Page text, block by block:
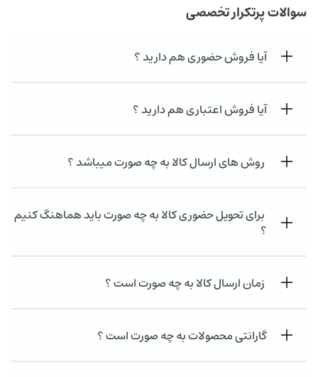
سوالات پرتکرار تخصصی
آیا فروش حضوری هم دارید ؟
آیا فروش اعتباری هم دارید ؟
روش های ارسال کالا به چه صورت میباشد ؟
برای تحویل حضوری کالا به چه صورت باید هماهنگ کنیم
؟
زمان ارسال کالا به چه صورت است ؟
گارانتی محصولات به چه صورت است ؟